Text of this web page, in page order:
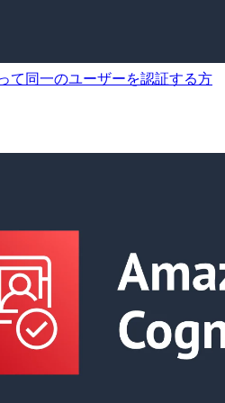
て同一のユーザーを認証する方